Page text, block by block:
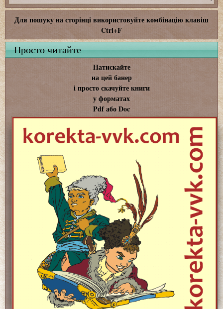
Для пошуку на сторінці використовуйте комбінацію клавіш
Ctrl+F
Просто читайте
Натискайте
на цей банер
і просто скачуйте книги
у форматах
Pdf або Doc